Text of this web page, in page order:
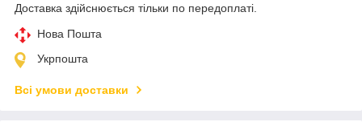
Доставка здійснюється тільки по передоплаті.
Нова Пошта
Укрпошта
Всі умови доставки